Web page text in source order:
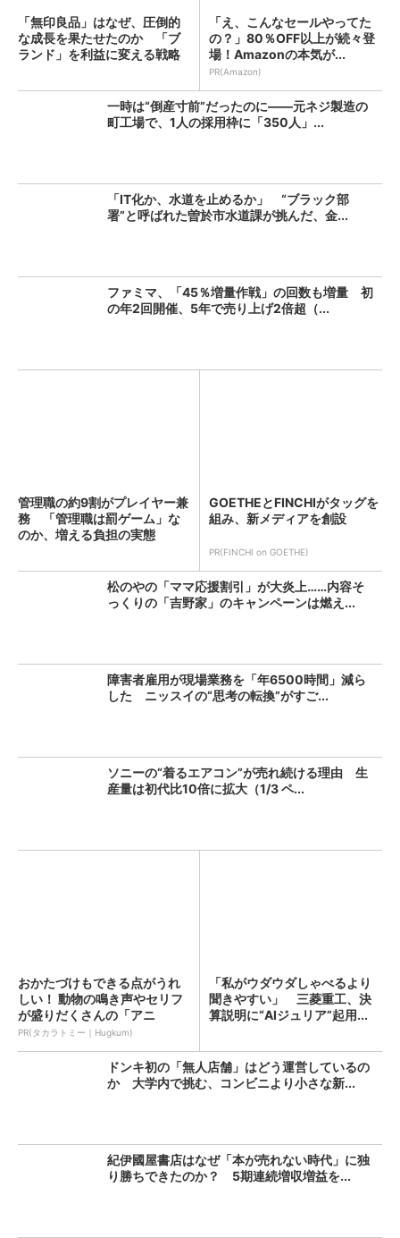
「無印良品」はなぜ、圧倒的
な成長を果たせたのか 「ブ
ランド」を利益に変える戦略
「え、こんなセールやってた
の？」80％OFF以上が続々登
場！Amazonの本気が...
PR(Amazon)
一時は“倒産寸前”だったのに――元ネジ製造の
町工場で、1人の採用枠に「350人」...
「IT化か、水道を止めるか」 “ブラック部
署”と呼ばれた曽於市水道課が挑んだ、金...
ファミマ、「45％増量作戦」の回数も増量 初
の年2回開催、5年で売り上げ2倍超（...
管理職の約9割がプレイヤー兼
務 「管理職は罰ゲーム」な
のか、増える負担の実態
GOETHEとFINCHIがタッグを
組み、新メディアを創設
PR(FINCHI on GOETHE)
松のやの「ママ応援割引」が大炎上……内容そ
っくりの「吉野家」のキャンペーンは燃え...
障害者雇用が現場業務を「年6500時間」減ら
した ニッスイの“思考の転換”がすご...
ソニーの“着るエアコン”が売れ続ける理由 生
産量は初代比10倍に拡大（1/3 ペ...
おかたづけもできる点がうれ
しい！ 動物の鳴き声やセリフ
が盛りだくさんの「アニ
ア ...
PR(タカラトミー｜Hugkum)
「私がウダウダしゃべるより
聞きやすい」 三菱重工、決
算説明に“AIジュリア”起用...
ドンキ初の「無人店舗」はどう運営しているの
か 大学内で挑む、コンビニより小さな新...
紀伊國屋書店はなぜ「本が売れない時代」に独
り勝ちできたのか？ 5期連続増収増益を...